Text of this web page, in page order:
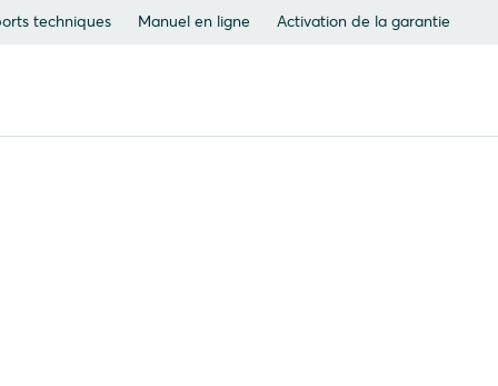
techniques Manuel en ligne Activation de la garantie